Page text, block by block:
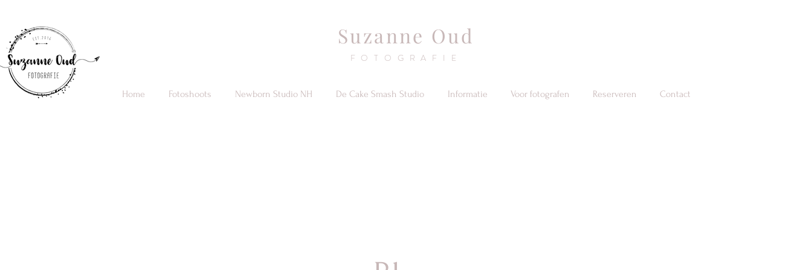
Suzanne Oud
FOTOGRAFIE
Home Fotoshoots Newborn Studio NH De Cake Smash Studio Informatie Voor fotografen Reserveren Contact